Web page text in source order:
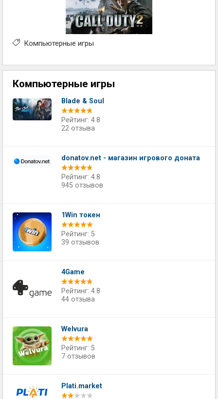
Компьютерные игры
Компьютерные игры
Blade & Soul
Рейтинг: 4.8
22 отзыва
donatov.net - магазин игрового доната
Рейтинг: 4.8
945 отзывов
1Win токен
Рейтинг: 5
39 отзывов
4Game
Рейтинг: 4.8
44 отзыва
Welvura
Рейтинг: 5
7 отзывов
Plati.market